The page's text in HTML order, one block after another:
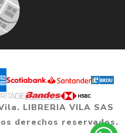
LIBRERIA VILA SAS
derechos reservados.